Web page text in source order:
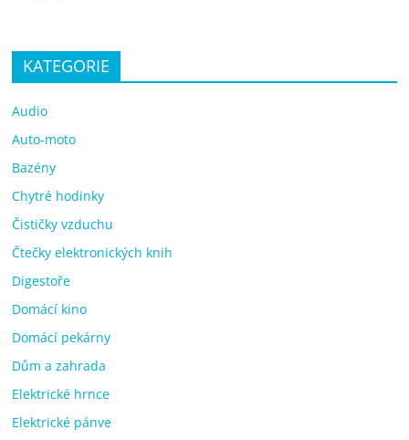
KATEGORIE
Audio
Auto-moto
Bazény
Chytré hodinky
Čističky vzduchu
Čtečky elektronických knih
Digestoře
Domácí kino
Domácí pekárny
Dům a zahrada
Elektrické hrnce
Elektrické pánve